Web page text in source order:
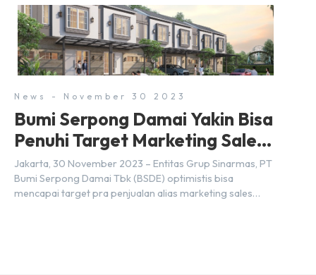
kita yang mengira kedua wilayah ini merupakan tempat
yang sama. Padahal anggapan tersebut kurang tepat.
Sebab Serpong dan BSD merupakan dua kawasan yang
berbeda. Berikut penjelasannya. Baca Juga: […]
News - November 30 2023
Bumi Serpong Damai Yakin Bisa
Penuhi Target Marketing Sales
Tahun 2023
Jakarta, 30 November 2023 – Entitas Grup Sinarmas, PT
Bumi Serpong Damai Tbk (BSDE) optimistis bisa
mencapai target pra penjualan alias marketing sales